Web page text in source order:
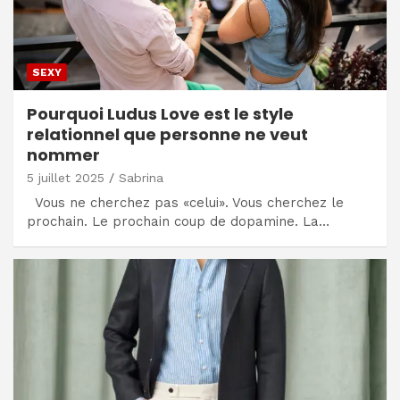
SEXY
Pourquoi Ludus Love est le style
relationnel que personne ne veut
nommer
5 juillet 2025 Sabrina
Vous ne cherchez pas «celui». Vous cherchez le
prochain. Le prochain coup de dopamine. La…